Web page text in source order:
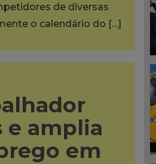
de diversas
o calendário do […]
e amplia
em